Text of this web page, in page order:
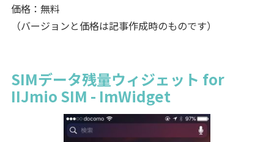
価格：無料
（バージョンと価格は記事作成時のものです）
SIMデータ残量ウィジェット for
IIJmio SIM - ImWidget